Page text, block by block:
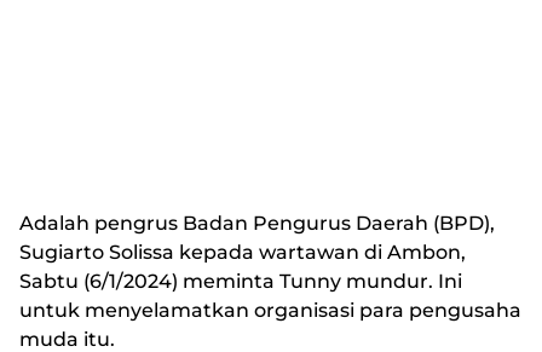
Adalah pengrus Badan Pengurus Daerah (BPD),
Sugiarto Solissa kepada wartawan di Ambon,
Sabtu (6/1/2024) meminta Tunny mundur. Ini
untuk menyelamatkan organisasi para pengusaha
muda itu.